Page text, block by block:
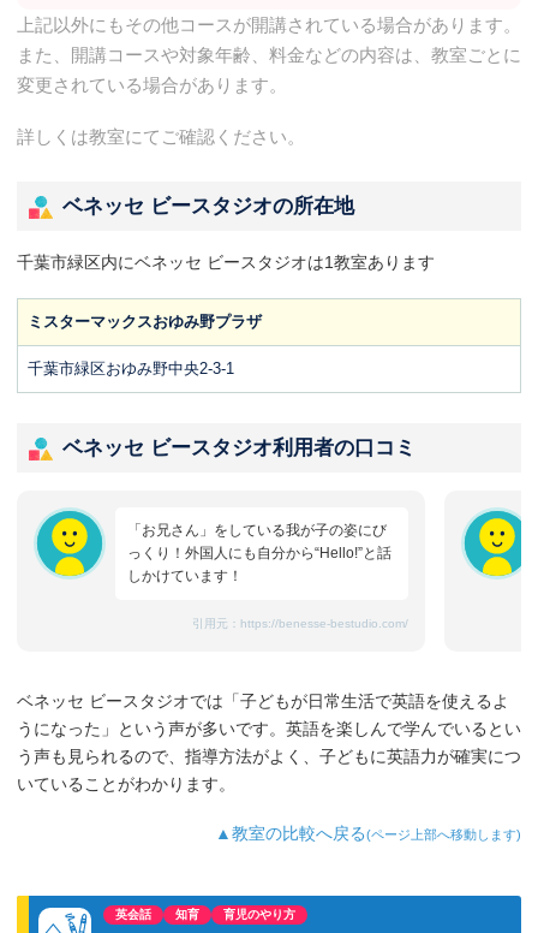
上記以外にもその他コースが開講されている場合があります。
また、開講コースや対象年齢、料金などの内容は、教室ごとに
変更されている場合があります。
詳しくは教室にてご確認ください。
ベネッセ ビースタジオの所在地
千葉市緑区内にベネッセ ビースタジオは1教室あります
ミスターマックスおゆみ野プラザ
千葉市緑区おゆみ野中央2-3-1
ベネッセ ビースタジオ利用者の口コミ
「お兄さん」をしている我が子の姿にび
っくり！外国人にも自分から“Hello!”と話
しかけています！
引用元： https://benesse-bestudio.com/
ベネッセ ビースタジオでは「子どもが日常生活で英語を使えるよ
うになった」という声が多いです。英語を楽しんで学んでいるとい
う声も見られるので、指導方法がよく、子どもに英語力が確実につ
いていることがわかります。
▲教室の比較へ戻る(ページ上部へ移動します)
英会話 知育 育児のやり方